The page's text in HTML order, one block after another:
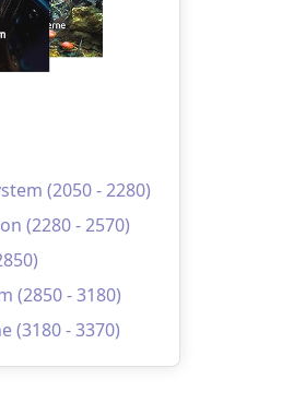
(2050 - 2280)
(2280 - 2570)
(2850 - 3180)
(3180 - 3370)